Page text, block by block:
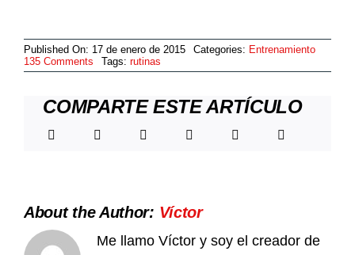
Published On: 17 de enero de 2015 Categories: Entrenamiento
135 Commentson
RUTINA
JIM
Tags: rutinas
COMPARTE ESTE ARTÍCULO
About the Author: Víctor
Me llamo Víctor y soy el creador de